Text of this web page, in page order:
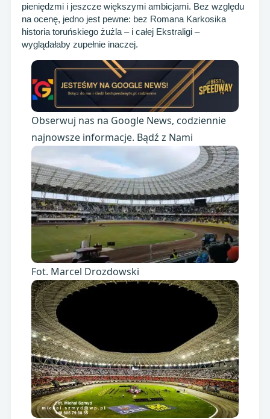
pieniędzmi i jeszcze większymi ambicjami. Bez względu
na ocenę, jedno jest pewne: bez Romana Karkosika
historia toruńskiego żużla – i całej Ekstraligi –
wyglądałaby zupełnie inaczej.
Obserwuj nas na Google News, codziennie
najnowsze informacje. Bądź z Nami
Fot. Marcel Drozdowski